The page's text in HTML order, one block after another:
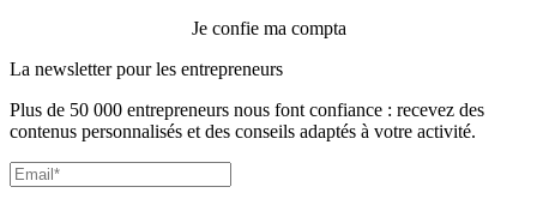
Je confie ma compta
La newsletter pour les entrepreneurs
Plus de 50 000 entrepreneurs nous font confiance : recevez des
contenus personnalisés et des conseils adaptés à votre activité.